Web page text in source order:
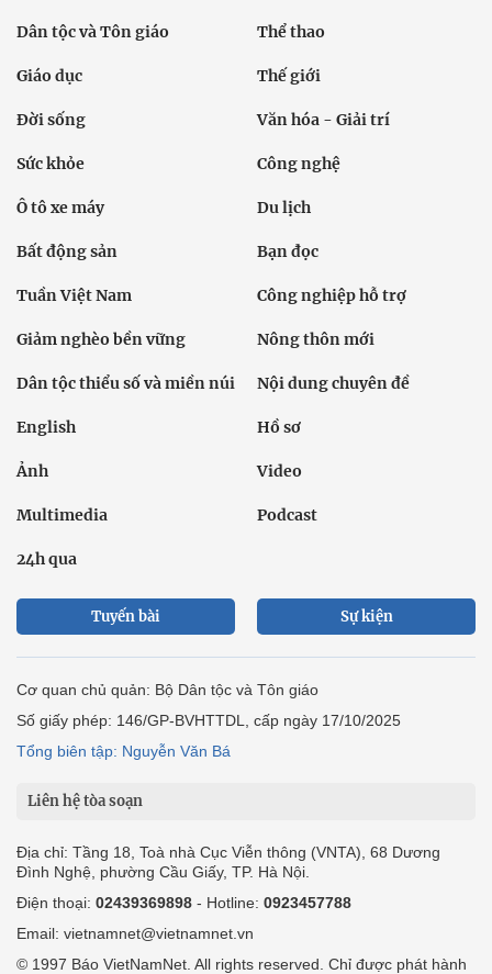
Dân tộc và Tôn giáo Thể thao
Giáo dục Thế giới
Đời sống Văn hóa - Giải trí
Sức khỏe Công nghệ
Ô tô xe máy Du lịch
Bất động sản Bạn đọc
Tuần Việt Nam Công nghiệp hỗ trợ
Giảm nghèo bền vững Nông thôn mới
Dân tộc thiểu số và miền núi Nội dung chuyên đề
English Hồ sơ
Ảnh Video
Multimedia Podcast
24h qua
Tuyến bài Sự kiện
Cơ quan chủ quản: Bộ Dân tộc và Tôn giáo
Số giấy phép: 146/GP-BVHTTDL, cấp ngày 17/10/2025
Tổng biên tập: Nguyễn Văn Bá
Liên hệ tòa soạn
Địa chỉ: Tầng 18, Toà nhà Cục Viễn thông (VNTA), 68 Dương
Đình Nghệ, phường Cầu Giấy, TP. Hà Nội.
Điện thoại: 02439369898 - Hotline: 0923457788
Email: vietnamnet@vietnamnet.vn
© 1997 Báo VietNamNet. All rights reserved. Chỉ được phát hành